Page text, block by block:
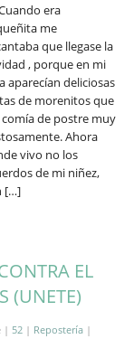
era
me
que llegase la
, porque en mi
aparecían deliciosas
de morenitos que
comía de postre muy
Ahora
vivo no los
de mi niñez,
[…]
EL
(UNETE)
| 52 | Repostería |